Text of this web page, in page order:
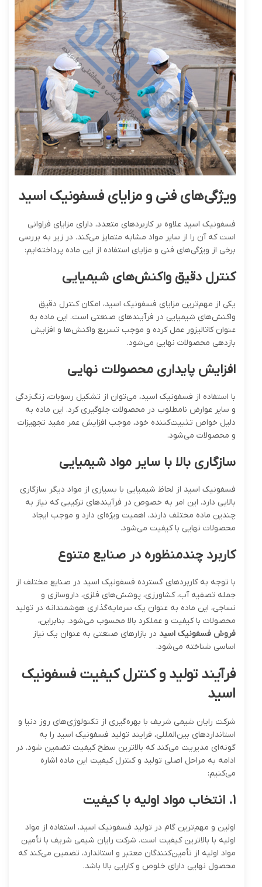
ویژگی‌های فنی و مزایای فسفونیک اسید
فسفونیک اسید علاوه بر کاربردهای متعدد، دارای مزایای فراوانی
است که آن را از سایر مواد مشابه متمایز می‌کند. در زیر به بررسی
برخی از ویژگی‌های فنی و مزایای استفاده از این ماده پرداخته‌ایم:
کنترل دقیق واکنش‌های شیمیایی
یکی از مهم‌ترین مزایای فسفونیک اسید، امکان کنترل دقیق
واکنش‌های شیمیایی در فرآیندهای صنعتی است. این ماده به
عنوان کاتالیزور عمل کرده و موجب تسریع واکنش‌ها و افزایش
بازدهی محصولات نهایی می‌شود.
افزایش پایداری محصولات نهایی
با استفاده از فسفونیک اسید، می‌توان از تشکیل رسوبات، زنگ‌زدگی
و سایر عوارض نامطلوب در محصولات جلوگیری کرد. این ماده به
دلیل خواص تثبیت‌کننده خود، موجب افزایش عمر مفید تجهیزات
و محصولات می‌شود.
سازگاری بالا با سایر مواد شیمیایی
فسفونیک اسید از لحاظ شیمیایی با بسیاری از مواد دیگر سازگاری
بالایی دارد. این امر به خصوص در فرآیندهای ترکیبی که نیاز به
چندین ماده مختلف دارند، اهمیت ویژه‌ای دارد و موجب ایجاد
محصولات نهایی با کیفیت می‌شود.
کاربرد چندمنظوره در صنایع متنوع
با توجه به کاربردهای گسترده فسفونیک اسید در صنایع مختلف از
جمله تصفیه آب، کشاورزی، پوشش‌های فلزی، داروسازی و
نساجی، این ماده به عنوان یک سرمایه‌گذاری هوشمندانه در تولید
محصولات با کیفیت و عملکرد بالا محسوب می‌شود. بنابراین،
فروش فسفونیک اسید در بازارهای صنعتی به عنوان یک نیاز
اساسی شناخته می‌شود.
فرآیند تولید و کنترل کیفیت فسفونیک
اسید
شرکت رایان شیمی شریف با بهره‌گیری از تکنولوژی‌های روز دنیا و
استانداردهای بین‌المللی، فرایند تولید فسفونیک اسید را به
گونه‌ای مدیریت می‌کند که بالاترین سطح کیفیت تضمین شود. در
ادامه به مراحل اصلی تولید و کنترل کیفیت این ماده اشاره
می‌کنیم:
۱. انتخاب مواد اولیه با کیفیت
اولین و مهم‌ترین گام در تولید فسفونیک اسید، استفاده از مواد
اولیه با بالاترین کیفیت است. شرکت رایان شیمی شریف با تأمین
مواد اولیه از تأمین‌کنندگان معتبر و استاندارد، تضمین می‌کند که
محصول نهایی دارای خلوص و کارایی بالا باشد.